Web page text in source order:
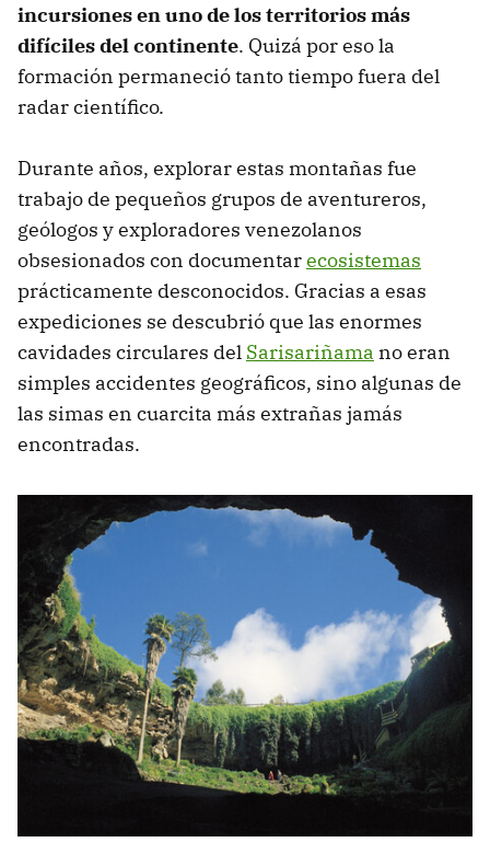
incursiones en uno de los territorios más
difíciles del continente. Quizá por eso la
formación permaneció tanto tiempo fuera del
radar científico.
Durante años, explorar estas montañas fue
trabajo de pequeños grupos de aventureros,
geólogos y exploradores venezolanos
obsesionados con documentarecosistemas
prácticamente desconocidos. Gracias a esas
expediciones se descubrió que las enormes
cavidades circulares del Sarisariñama no eran
simples accidentes geográficos, sino algunas de
las simas en cuarcita más extrañas jamás
encontradas.